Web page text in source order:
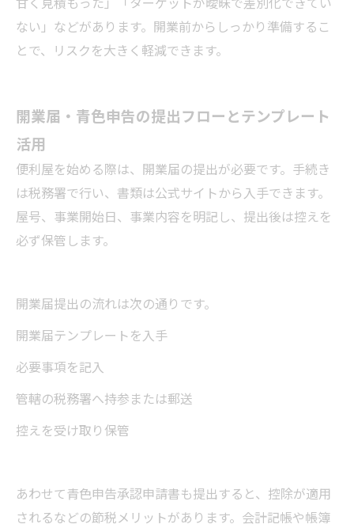
ない」などがあります。開業前からしっかり準備するこ
とで、リスクを大きく軽減できます。
開業届・青色申告の提出フローとテンプレート
活用
便利屋を始める際は、開業届の提出が必要です。手続き
は税務署で行い、書類は公式サイトから入手できます。
屋号、事業開始日、事業内容を明記し、提出後は控えを
必ず保管します。
開業届提出の流れは次の通りです。
開業届テンプレートを入手
必要事項を記入
管轄の税務署へ持参または郵送
控えを受け取り保管
あわせて青色申告承認申請書も提出すると、控除が適用
されるなどの節税メリットがあります。会計記帳や帳簿